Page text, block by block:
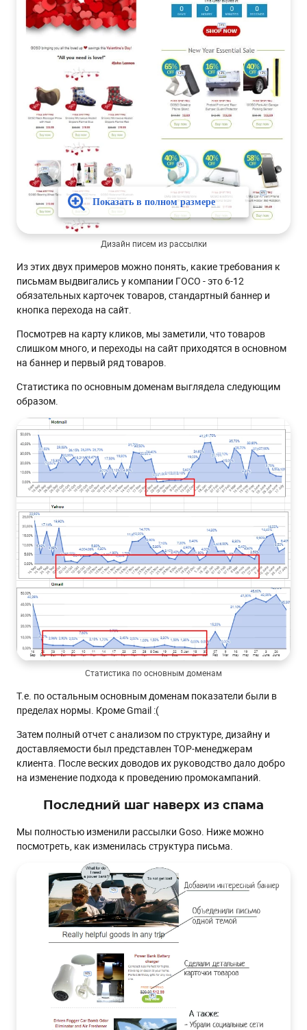
Дизайн писем из рассылки
Из этих двух примеров можно понять, какие требования к
письмам выдвигались у компании ГОСО - это 6-12
обязательных карточек товаров, стандартный баннер и
кнопка перехода на сайт.
Посмотрев на карту кликов, мы заметили, что товаров
слишком много, и переходы на сайт приходятся в основном
на баннер и первый ряд товаров.
Статистика по основным доменам выглядела следующим
образом.
Статистика по основным доменам
Т.е. по остальным основным доменам показатели были в
пределах нормы. Кроме Gmail :(
Затем полный отчет с анализом по структуре, дизайну и
доставляемости был представлен TOP-менеджерам
клиента. После веских доводов их руководство дало добро
на изменение подхода к проведению промокампаний.
Последний шаг наверх из спама
Мы полностью изменили рассылки Goso. Ниже можно
посмотреть, как изменилась структура письма.